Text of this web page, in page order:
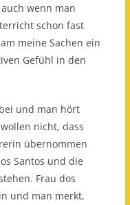
wenn man
schon fast
meine Sachen ein
Gefühl in den
und man hört
nicht, dass
übernommen
Santos und die
Frau dos
und man merkt,